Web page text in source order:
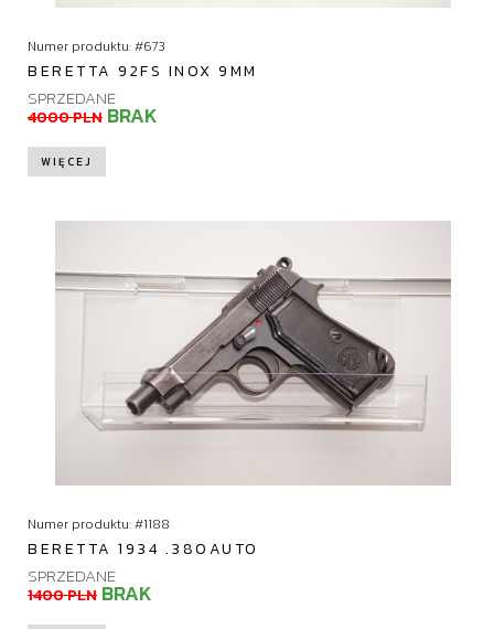
Numer produktu: #673
BERETTA 92FS INOX 9MM
SPRZEDANE
4000 PLN BRAK
WIĘCEJ
Numer produktu: #1188
BERETTA 1934 .380AUTO
SPRZEDANE
1400 PLN BRAK